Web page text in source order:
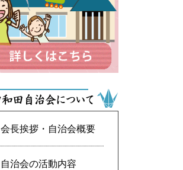
会長挨拶・自治会概要
自治会の活動内容